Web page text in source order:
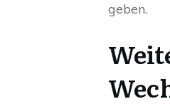
geben.